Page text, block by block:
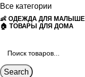
Все категории
👶 ОДЕЖДА ДЛЯ
🏠 ТОВАРЫ ДЛЯ ДОМА
Search